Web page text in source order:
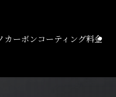
カーボンコーティング料金